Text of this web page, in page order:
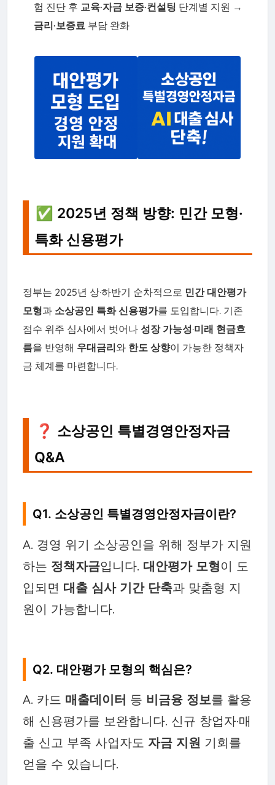
험 진단 후 교육·자금 보증·컨설팅 단계별 지원 →
금리·보증료부담 완화
✅ 2025년 정책 방향: 민간 모형·
특화 신용평가
정부는 2025년 상·하반기 순차적으로 민간 대안평가
모형과 소상공인 특화 신용평가를 도입합니다. 기존
점수 위주 심사에서 벗어나 성장 가능성·미래 현금흐
름을 반영해 우대금리와 한도 상향이 가능한 정책자
금 체계를 마련합니다.
❓ 소상공인 특별경영안정자금
Q&A
Q1. 소상공인 특별경영안정자금이란?
A. 경영 위기 소상공인을 위해 정부가 지원
하는 정책자금입니다. 대안평가 모형이 도
입되면 대출 심사 기간 단축과 맞춤형 지
원이 가능합니다.
Q2. 대안평가 모형의 핵심은?
A. 카드 매출데이터 등 비금융 정보를 활용
해 신용평가를 보완합니다. 신규 창업자·매
출 신고 부족 사업자도 자금 지원 기회를
얻을 수 있습니다.